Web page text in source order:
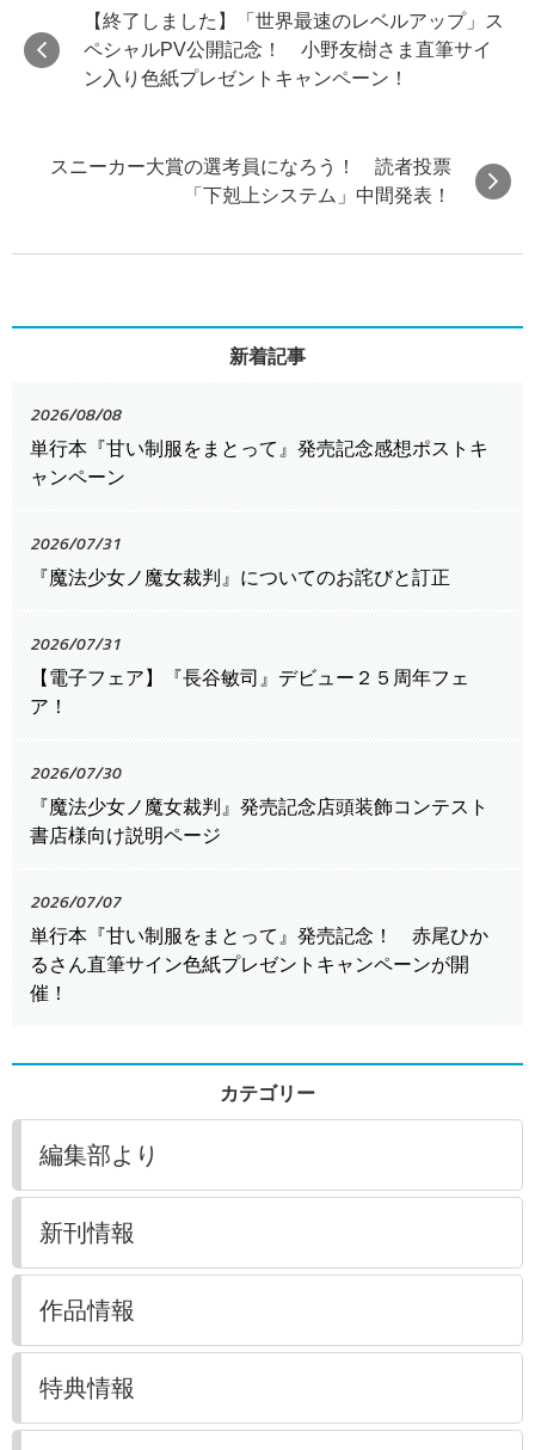
【終了しました】「世界最速のレベルアップ」ス
ペシャルPV公開記念！ 小野友樹さま直筆サイ
ン入り色紙プレゼントキャンペーン！
スニーカー大賞の選考員になろう！ 読者投票
「下剋上システム」中間発表！
新着記事
2026/08/08
単行本『甘い制服をまとって』発売記念感想ポストキ
ャンペーン
2026/07/31
『魔法少女ノ魔女裁判』についてのお詫びと訂正
2026/07/31
【電子フェア】『長谷敏司』デビュー２５周年フェ
ア！
2026/07/30
『魔法少女ノ魔女裁判』発売記念店頭装飾コンテスト
書店様向け説明ページ
2026/07/07
単行本『甘い制服をまとって』発売記念！ 赤尾ひか
るさん直筆サイン色紙プレゼントキャンペーンが開
催！
カテゴリー
編集部より
新刊情報
作品情報
特典情報